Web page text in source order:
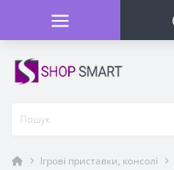
Ігрові приставки, консолі